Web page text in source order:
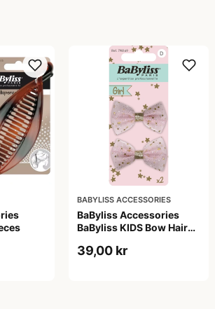
BABYLISS ACCESSORIES
BaByliss Accessories
BaByliss KIDS Bow Hair
39,00 kr